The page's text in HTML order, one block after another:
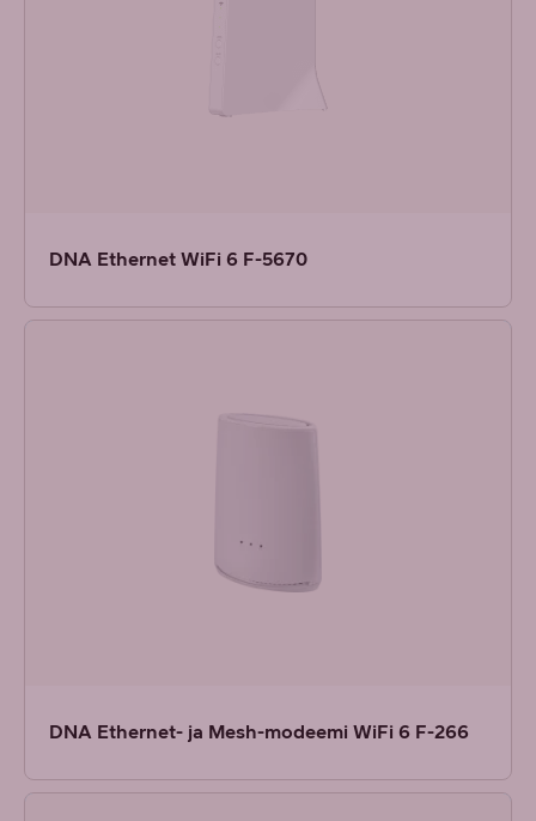
DNA Ethernet WiFi 6 F-5670
DNA Ethernet- ja Mesh-modeemi WiFi 6 F-266